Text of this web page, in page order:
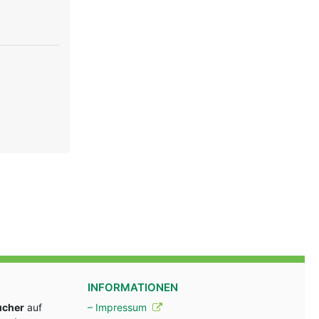
auf
INFORMATIONEN
– Impressum